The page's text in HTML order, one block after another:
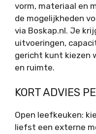
vorm, materiaal en
de mogelijkheden
via Boskap.nl. Je
uitvoeringen,
gericht kunt kiezen
en ruimte.
KORT ADVIES
Open leefkeuken:
liefst een externe